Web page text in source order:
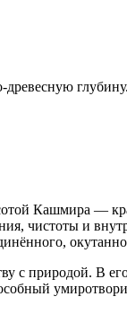
глубину.
Кашмира —
чистоты и
с природой. В